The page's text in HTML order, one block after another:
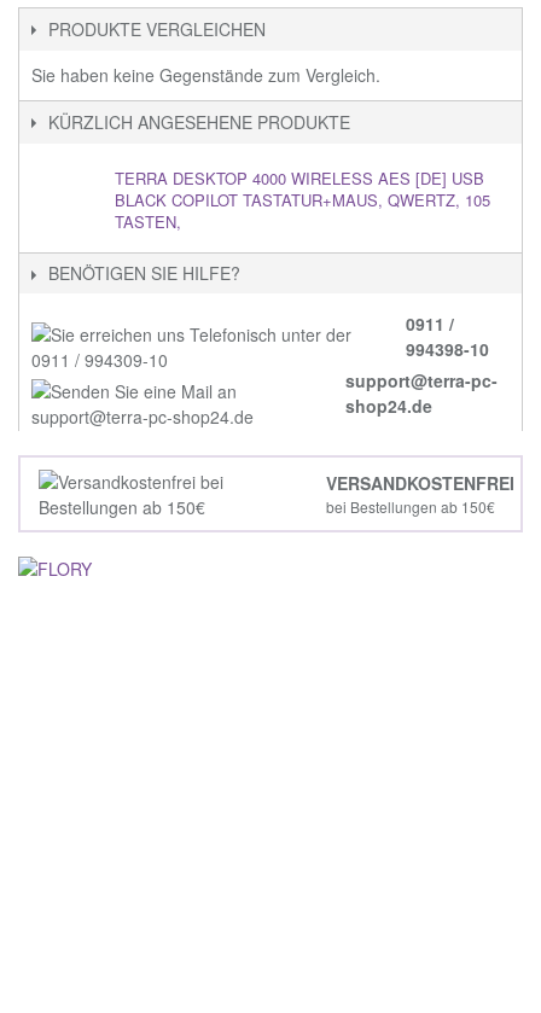
PRODUKTE VERGLEICHEN
Sie haben keine Gegenstände zum Vergleich.
KÜRZLICH ANGESEHENE PRODUKTE
TERRA DESKTOP 4000 WIRELESS AES [DE] USB
BLACK COPILOT TASTATUR+MAUS, QWERTZ, 105
TASTEN,
BENÖTIGEN SIE HILFE?
0911 /
994398-10
support@terra-pc-
shop24.de
VERSANDKOSTENFREI
bei Bestellungen ab 150€